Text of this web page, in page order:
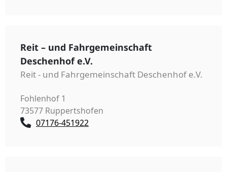
Reit – und Fahrgemeinschaft
Deschenhof e.V.
Reit - und Fahrgemeinschaft Deschenhof e.V.
Fohlenhof 1
73577 Ruppertshofen
07176-451922